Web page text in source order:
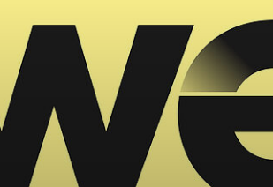
MOBILNE
PRAWO
RAPORTY SPECJALNE